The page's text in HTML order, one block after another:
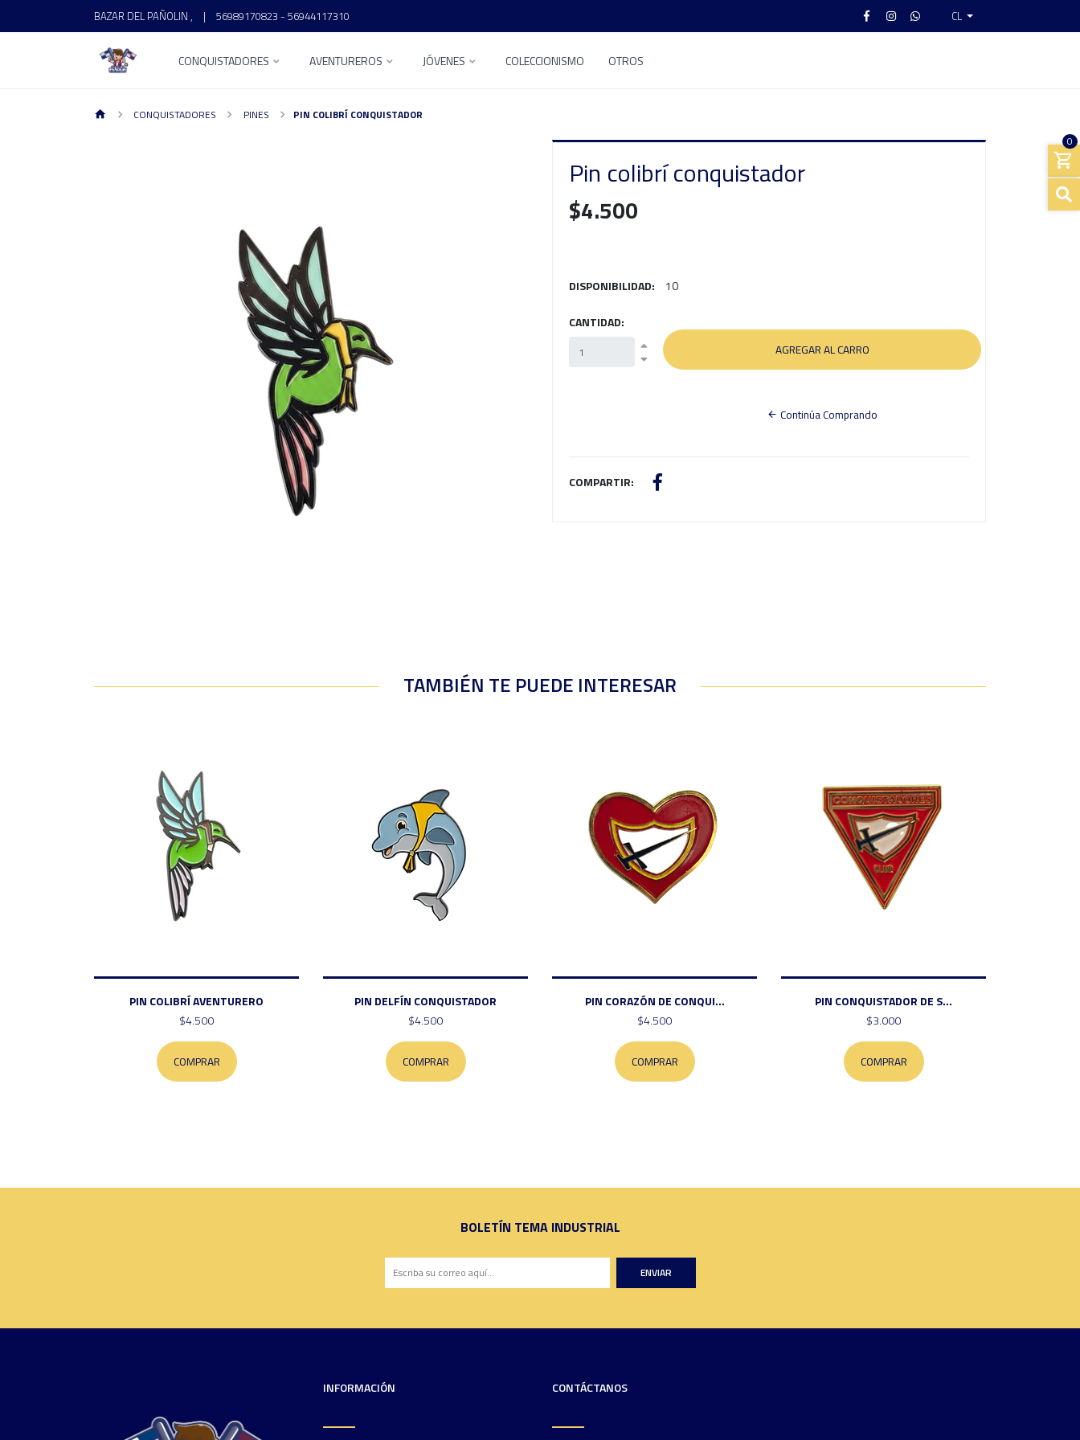
BAZAR DEL PAÑOLIN , | 56989170823 - 56944117310 CL
CONQUISTADORES AVENTUREROS JÓVENES COLECCIONISMO OTROS
0
CONQUISTADORES PINES PIN COLIBRÍ CONQUISTADOR
Pin colibrí conquistador
$4.500
DISPONIBILIDAD: 10
CANTIDAD:
Continúa Comprando
COMPARTIR:
TAMBIÉN TE PUEDE INTERESAR
PIN COLIBRÍ AVENTURERO
$4.500
COMPRAR
PIN DELFÍN CONQUISTADOR
$4.500
COMPRAR
PIN CORAZÓN DE CONQUI...
$4.500
COMPRAR
PIN CONQUISTADOR DE S...
$3.000
COMPRAR
BOLETÍN TEMA INDUSTRIAL
ENVIAR
INFORMACIÓN CONTÁCTANOS